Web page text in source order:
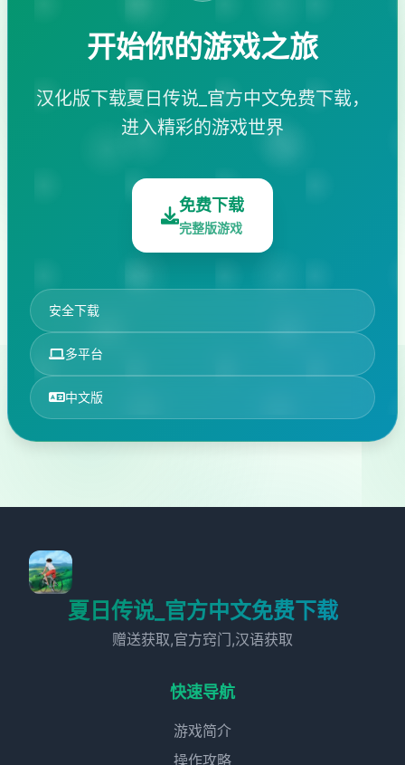
开始你的游戏之旅
汉化版下载夏日传说_官方中文免费下载，
进入精彩的游戏世界
免费下载
完整版游戏
安全下载
多平台
中文版
夏日传说_官方中文免费下载
赠送获取,官方窍门,汉语获取
快速导航
游戏简介
操作攻略